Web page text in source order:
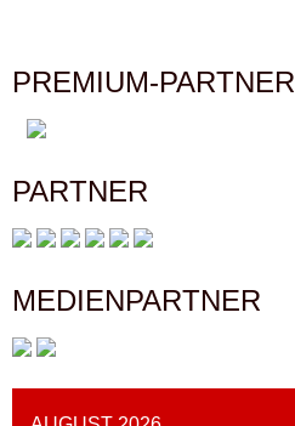
PREMIUM-PARTNER
PARTNER
MEDIENPARTNER